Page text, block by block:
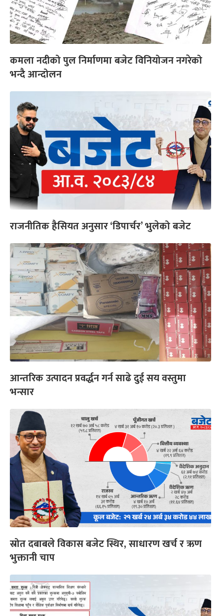
कमला नदीको पुल निर्माणमा बजेट विनियोजन नगरेको
भन्दै आन्दोलन
राजनीतिक हैसियत अनुसार ‘डिपार्चर’ भुलेको बजेट
आन्तरिक उत्पादन प्रवर्द्धन गर्न साढे दुई सय वस्तुमा
भन्सार
स्रोत दबाबले विकास बजेट स्थिर, साधारण खर्च र ऋण
भुक्तानी चाप